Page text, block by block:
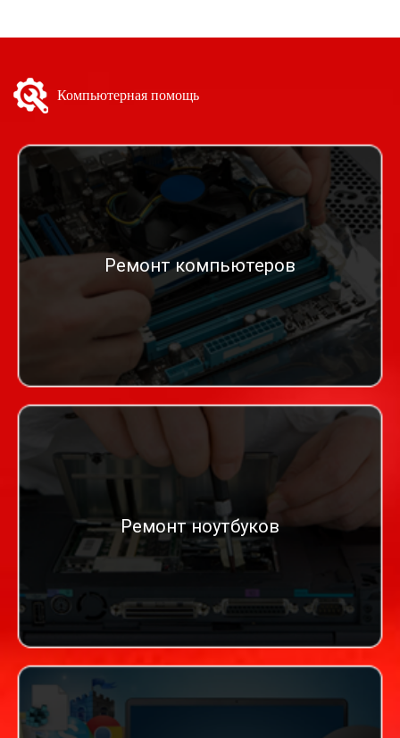
Компьютерная помощь
Ремонт компьютеров
Ремонт ноутбуков